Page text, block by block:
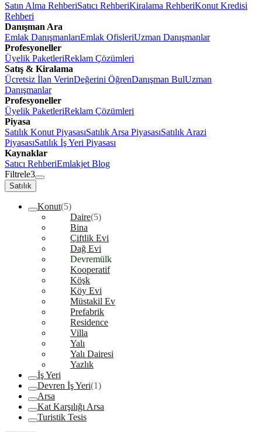
Satın Alma RehberiSatıcı RehberiKiralama RehberiKonut Kredisi
Rehberi
Danışman Ara
Emlak DanışmanlarıEmlak OfisleriUzman Danışmanlar
Profesyoneller
Üyelik PaketleriReklam Çözümleri
Satış & Kiralama
Ücretsiz İlan VerinDeğerini ÖğrenDanışman BulUzman
Danışmanlar
Profesyoneller
Üyelik PaketleriReklam Çözümleri
Piyasa
Satılık Konut PiyasasıSatılık Arsa PiyasasıSatılık Arazi
PiyasasıSatılık İş Yeri Piyasası
Kaynaklar
Satıcı RehberiEmlakjet Blog
Filtrele3
Satılık
Konut(5)
Daire(5)
Bina
Çiftlik Evi
Dağ Evi
Devremülk
Kooperatif
Köşk
Köy Evi
Müstakil Ev
Prefabrik
Residence
Villa
Yalı
Yalı Dairesi
Yazlık
İş Yeri
Devren İş Yeri(1)
Arsa
Kat Karşılığı Arsa
Turistik Tesis